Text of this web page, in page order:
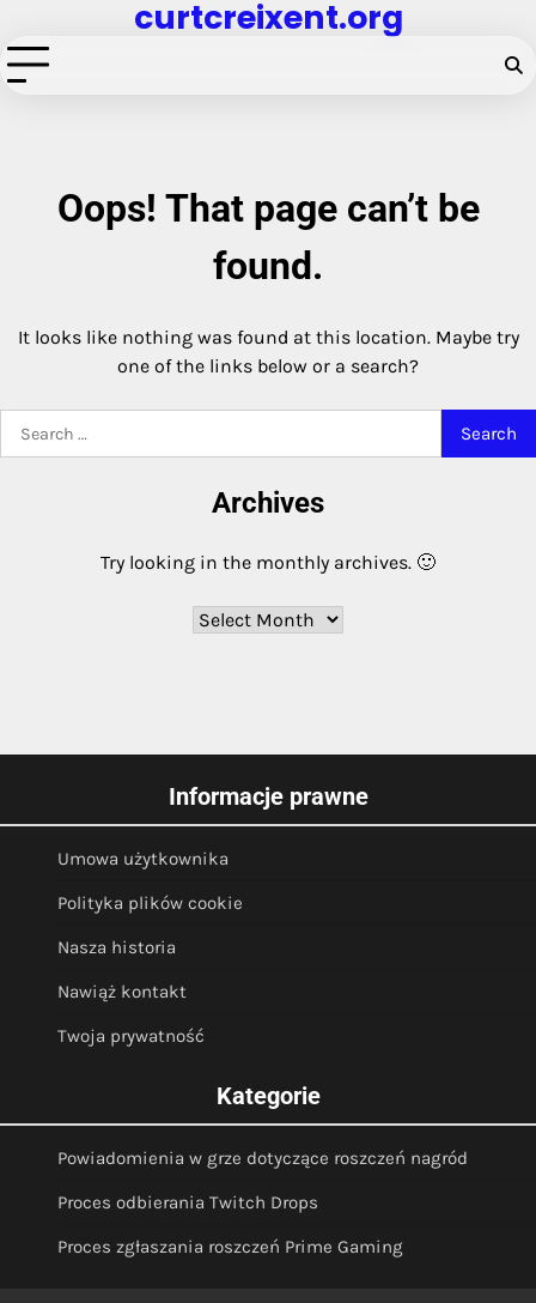
to
content
curtcreixent.org
Oops! That page can’t be
found.
It looks like nothing was found at this location. Maybe try
one of the links below or a search?
for:
Archives
Try looking in the monthly archives. 🙂
Archives
Informacje prawne
Umowa użytkownika
Polityka plików cookie
Nasza historia
Nawiąż kontakt
Twoja prywatność
Kategorie
Powiadomienia w grze dotyczące roszczeń nagród
Proces odbierania Twitch Drops
Proces zgłaszania roszczeń Prime Gaming